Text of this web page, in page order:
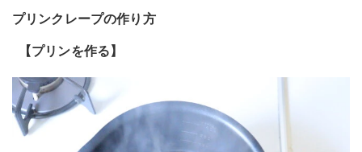
プリンクレープの作り方
【プリンを作る】